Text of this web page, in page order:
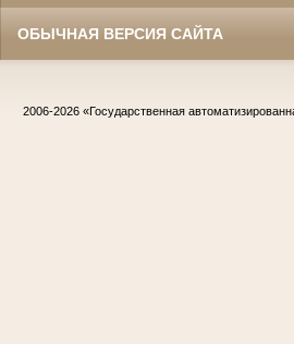
ОБЫЧНАЯ ВЕРСИЯ САЙТА
2006-2026 «Государственная